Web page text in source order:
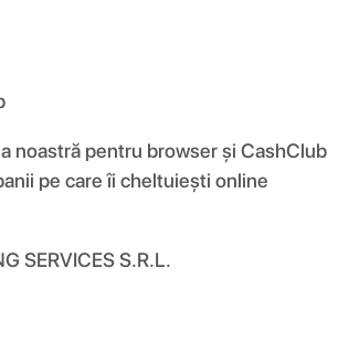
noastră pentru browser și CashClub
pe care îi cheltuiești online
SERVICES S.R.L.